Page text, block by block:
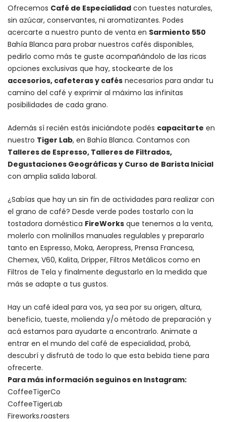
Ofrecemos Café de Especialidad con tuestes naturales,
sin azúcar, conservantes, ni aromatizantes. Podes
acercarte a nuestro punto de venta en Sarmiento 550
Bahía Blanca para probar nuestros cafés disponibles,
pedirlo como más te guste acompañándolo de las ricas
opciones exclusivas que hay, stockearte de los
accesorios, cafeteras y cafés necesarios para andar tu
camino del café y exprimir al máximo las infinitas
posibilidades de cada grano.
Además sí recién estás iniciándote podés capacitarte en
nuestro Tiger Lab, en Bahía Blanca. Contamos con
Talleres de Espresso, Talleres de Filtrados,
Degustaciones Geográficas y Curso de Barista Inicial
con amplia salida laboral.
¿Sabías que hay un sin fin de actividades para realizar con
el grano de café? Desde verde podes tostarlo con la
tostadora doméstica FireWorks que tenemos a la venta,
molerlo con molinillos manuales regulables y prepararlo
tanto en Espresso, Moka, Aeropress, Prensa Francesa,
Chemex, V60, Kalita, Dripper, Filtros Metálicos como en
Filtros de Tela y finalmente degustarlo en la medida que
más se adapte a tus gustos.
Hay un café ideal para vos, ya sea por su origen, altura,
beneficio, tueste, molienda y/o método de preparación y
acá estamos para ayudarte a encontrarlo. Animate a
entrar en el mundo del café de especialidad, probá,
descubrí y disfrutá de todo lo que esta bebida tiene para
ofrecerte.
Para más información seguinos en Instagram:
CoffeeTigerCo
CoffeeTigerLab
Fireworks.roasters